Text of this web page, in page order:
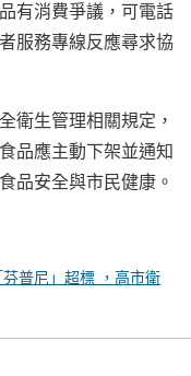
有消費爭議，可電話
服務專線反應尋求協
衛生管理相關規定，
品應主動下架並通知
品安全與市民健康。
普尼」超標 ，高市衛